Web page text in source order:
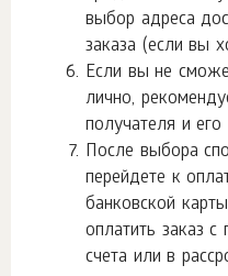
выбор адреса
заказа (если вы
Если вы не
лично,
получателя и
После выбора
перейдете к
банковской
оплатить заказ
счета или в